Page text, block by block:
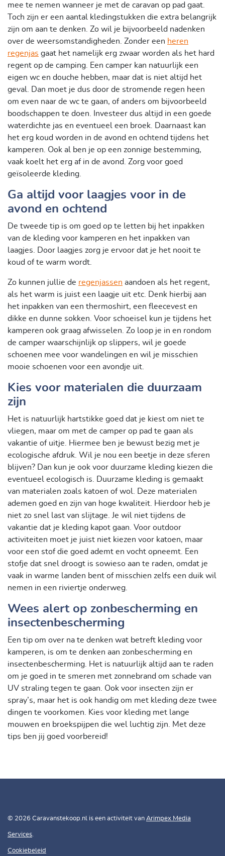
mee te nemen wanneer je met de caravan op pad gaat.
Toch zijn er een aantal kledingstukken die extra belangrijk
zijn om aan te denken. Zo wil je bijvoorbeeld nadenken
over de weersomstandigheden. Zonder een heren
regenjas gaat het namelijk erg zwaar worden als het hard
regent op de camping. Een camper kan natuurlijk een
eigen wc en douche hebben, maar dat is niet altijd het
geval. Dan moet je dus door de stromende regen heen
om even naar de wc te gaan, of anders om bijvoorbeeld
boodschappen te doen. Investeer dus altijd in een goede
waterdichte jas en eventueel een broek. Daarnaast kan
het erg koud worden in de avond en ochtend tijdens het
kamperen. Ook al ben je op een zonnige bestemming,
vaak koelt het erg af in de avond. Zorg voor goed
geïsoleerde kleding.
Ga altijd voor laagjes voor in de
avond en ochtend
De tweede tip is om goed op te letten bij het inpakken
van de kleding voor kamperen en het inpakken van
laagjes. Door laagjes zorg je ervoor dat je het nooit te
koud of te warm wordt.
Zo kunnen jullie de regenjassen aandoen als het regent,
als het warm is juist een laagje uit etc. Denk hierbij aan
het inpakken van een thermoshirt, een fleecevest en
dikke en dunne sokken. Voor schoeisel kun je tijdens het
kamperen ook graag afwisselen. Zo loop je in en rondom
de camper waarschijnlijk op slippers, wil je goede
schoenen mee voor wandelingen en wil je misschien
mooie schoenen voor een avondje uit.
Kies voor materialen die duurzaam
zijn
Het is natuurlijk hartstikke goed dat je kiest om niet te
vliegen, maar om met de camper op pad te gaan als
vakantie of uitje. Hiermee ben je bewust bezig met je
ecologische afdruk. Wil je nou een beetje in deze sferen
blijven? Dan kun je ook voor duurzame kleding kiezen die
eventueel ecologisch is. Duurzame kleding is gemaakt
van materialen zoals katoen of wol. Deze materialen
ademen goed en zijn van hoge kwaliteit. Hierdoor heb je
niet zo snel last van slijtage. Je wil niet tijdens de
vakantie dat je kleding kapot gaan. Voor outdoor
activiteiten moet je juist niet kiezen voor katoen, maar
voor een stof die goed ademt en vocht opneemt. Een
stofje dat snel droogt is sowieso aan te raden, omdat je
vaak in warme landen bent of misschien zelfs een duik wil
nemen in een riviertje onderweg.
Wees alert op zonbescherming en
insectenbescherming
Een tip om over na te denken wat betreft kleding voor
kamperen, is om te denken aan zonbescherming en
insectenbescherming. Het is natuurlijk altijd aan te raden
om je goed in te smeren met zonnebrand om schade van
UV straling tegen te gaan. Ook voor insecten zijn er
spray’s, maar het is ook handig om met kleding deze twee
dingen te voorkomen. Kies voor kleding met lange
mouwen en broekspijpen die wel luchtig zijn. Met deze
tips ben jij goed voorbereid!
© 2026 Caravanstekoop.nl is een activiteit van Arimpex Media
Services.
Cookiebeleid